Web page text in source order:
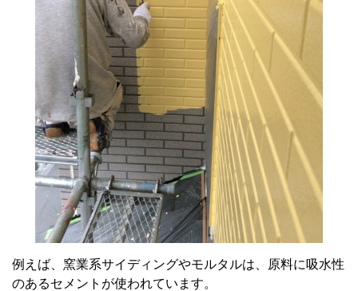
例えば、窯業系サイディングやモルタルは、原料に吸水性
のあるセメントが使われています。